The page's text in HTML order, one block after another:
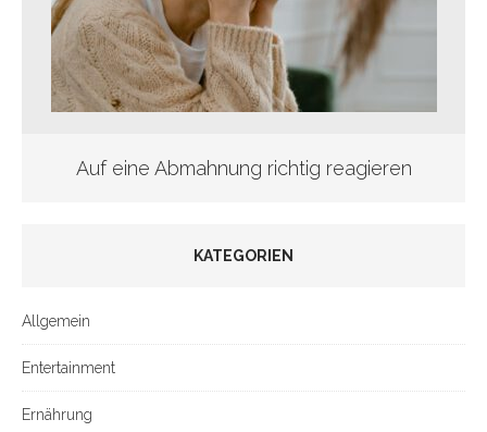
Auf eine Abmahnung richtig reagieren
KATEGORIEN
Allgemein
Entertainment
Ernährung